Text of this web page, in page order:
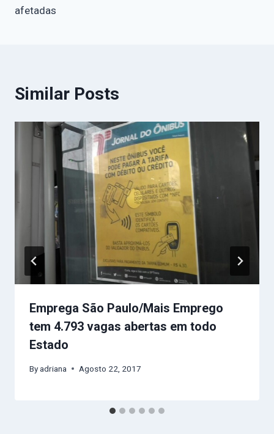
afetadas
Similar Posts
Emprega São Paulo/Mais Emprego
tem 4.793 vagas abertas em todo
Estado
Byadriana Agosto 22, 2017